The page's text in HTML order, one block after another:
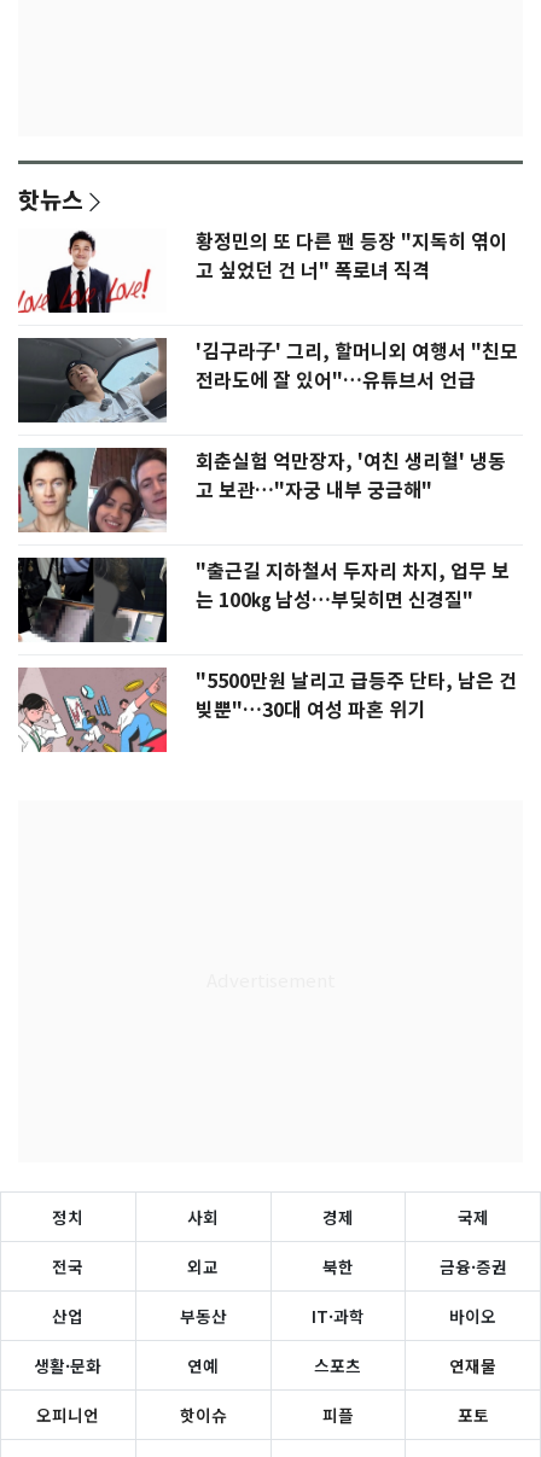
핫뉴스
황정민의 또 다른 팬 등장 "지독히 엮이
고 싶었던 건 너" 폭로녀 직격
'김구라子' 그리, 할머니외 여행서 "친모
전라도에 잘 있어"…유튜브서 언급
회춘실험 억만장자, '여친 생리혈' 냉동
고 보관…"자궁 내부 궁금해"
"출근길 지하철서 두자리 차지, 업무 보
는 100㎏ 남성…부딪히면 신경질"
"5500만원 날리고 급등주 단타, 남은 건
빚뿐"…30대 여성 파혼 위기
정치 사회 경제 국제
전국 외교 북한 금융·증권
산업 부동산 IT·과학 바이오
생활·문화 연예 스포츠 연재물
오피니언 핫이슈 피플 포토